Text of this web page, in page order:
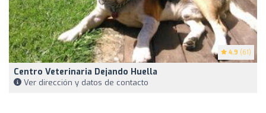
4.9 (61)
Centro Veterinaria Dejando Huella
Ver dirección y datos de contacto